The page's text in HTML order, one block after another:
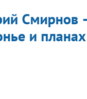
Смирнов
и